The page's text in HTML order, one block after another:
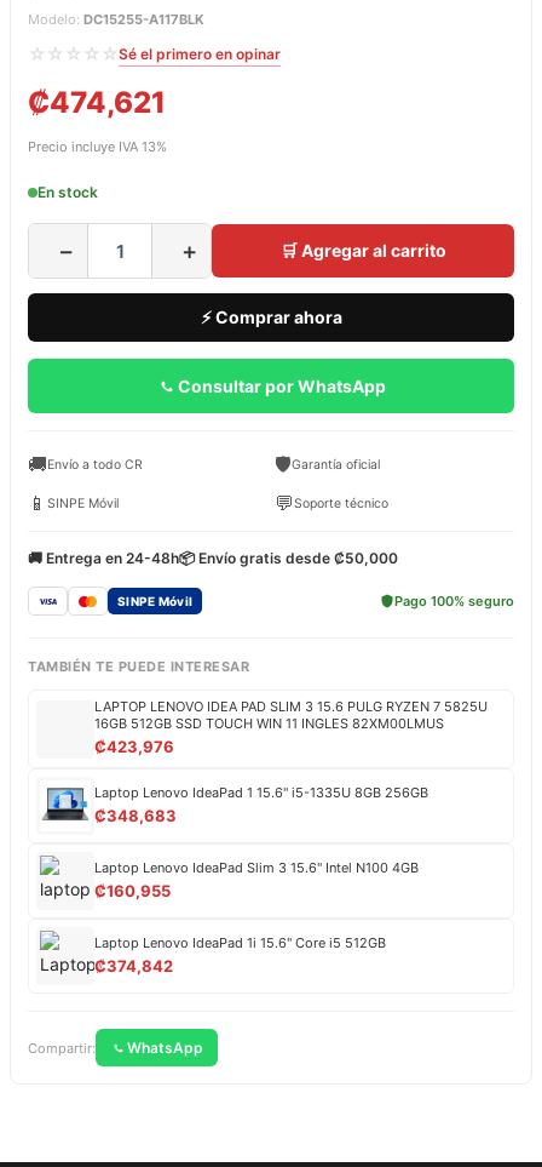
Modelo: DC15255-A117BLK
☆☆☆☆☆Sé el primero en opinar
₡474,621
Precio incluye IVA 13%
En stock
− + 🛒 Agregar al carrito
⚡ Comprar ahora
Consultar por WhatsApp
🚚Envío a todo CR 🛡️Garantía oficial
📱 SINPE Móvil 💬Soporte técnico
🚚 Entrega en 24-48h📦 Envío gratis desde ₡50,000
SINPE Móvil Pago 100% seguro
TAMBIÉN TE PUEDE INTERESAR
LAPTOP LENOVO IDEA PAD SLIM 3 15.6 PULG RYZEN 7 5825U
16GB 512GB SSD TOUCH WIN 11 INGLES 82XM00LMUS
₡423,976
Laptop Lenovo IdeaPad 1 15.6" i5-1335U 8GB 256GB
₡348,683
Laptop Lenovo IdeaPad Slim 3 15.6" Intel N100 4GB
₡160,955
Laptop Lenovo IdeaPad 1i 15.6" Core i5 512GB
₡374,842
Compartir: WhatsApp